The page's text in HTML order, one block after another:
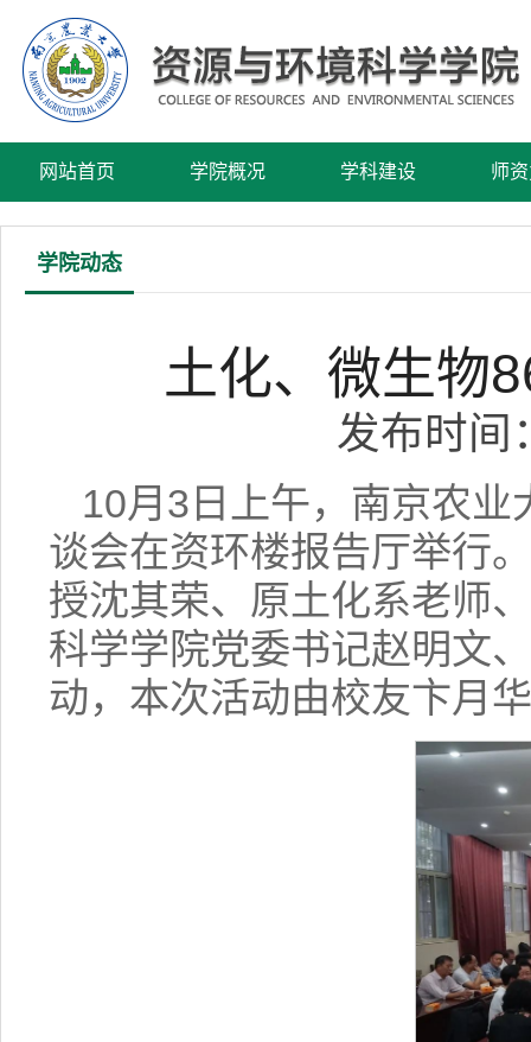
网站首页 学院概况 学科建设 师
学院动态
土化、微生物
发布时间
10月3日上午，南京农
谈会在资环楼报告厅举行
授沈其荣、原土化系老师
科学学院党委书记赵明文
动，本次活动由校友卞月